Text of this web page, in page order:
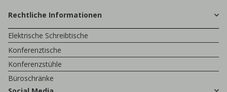
Rechtliche Informationen
Elektrische Schreibtische
Konferenztische
Konferenzstühle
Büroschränke